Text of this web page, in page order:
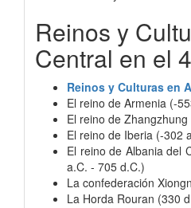
Reinos y
Central en el
Reinos y Culturas en
El reino de Armenia (-
El reino de
El reino de Iberia (-302
El reino de Albania del
a.C. - 705 d.C.)
La confederación
La Horda Rouran (330